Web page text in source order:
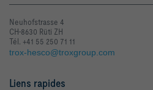
Neuhofstrasse 4
CH-8630 Rüti ZH
Tél. +41 55 250 71 11
trox-hesco@troxgroup.com
Liens rapides